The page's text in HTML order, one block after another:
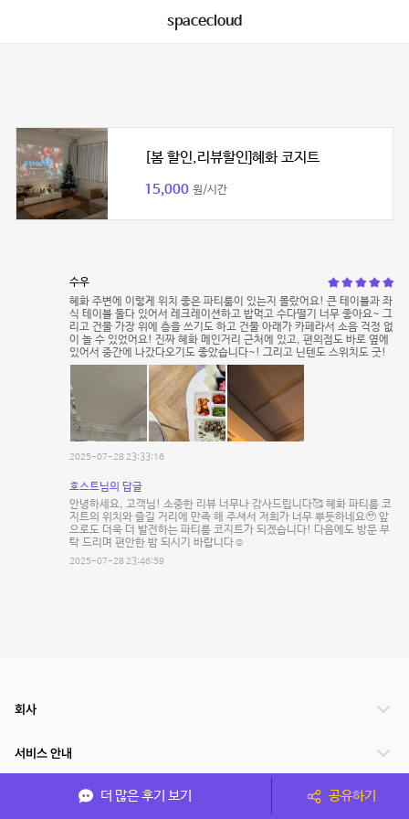
spacecloud
[봄 할인,리뷰할인]혜화 코지트
15,000 원/시간
수우
혜화 주변에 이렇게 위치 좋은 파티룸이 있는지 몰랐어요! 큰 테이블과 좌
식 테이블 둘다 있어서 레크레이션하고 밥먹고 수다떨기 너무 좋아요~ 그
리고 건물 가장 위에 층을 쓰기도 하고 건물 아래가 카페라서 소음 걱정 없
이 놀 수 있었어요! 진짜 혜화 메인거리 근처에 있고, 편의점도 바로 옆에
있어서 중간에 나갔다오기도 좋았습니다~! 그리고 닌텐도 스위치도 굿!
2025-07-28 23:33:16
호스트님의 답글
안녕하세요, 고객님! 소중한 리뷰 너무나 감사드립니다🥰 혜화 파티룸 코
지트의 위치와 즐길 거리에 만족 해 주셔서 저희가 너무 뿌듯하네요🥹 앞
으로도 더욱 더 발전하는 파티룸 코지트가 되겠습니다! 다음에도 방문 부
탁 드리며 편안한 밤 되시기 바랍니다☺️
2025-07-28 23:46:59
더 많은 후기 보기 공유하기
회사
서비스 안내